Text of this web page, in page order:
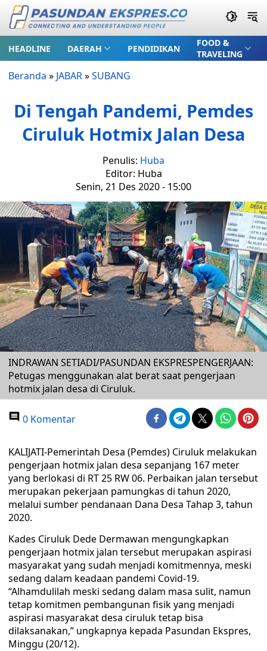
HEADLINE DAERAH PENDIDIKAN
FOOD &
TRAVELING
Beranda » JABAR»SUBANG
Di Tengah Pandemi, Pemdes
Ciruluk Hotmix Jalan Desa
Penulis: Huba
Editor: Huba
Senin, 21 Des 2020 - 15:00
INDRAWAN SETIADI/PASUNDAN EKSPRESPENGERJAAN:
Petugas menggunakan alat berat saat pengerjaan
hotmix jalan desa di Ciruluk.
0 Komentar
KALIJATI-Pemerintah Desa (Pemdes) Ciruluk melakukan
pengerjaan hotmix jalan desa sepanjang 167 meter
yang berlokasi di RT 25 RW 06. Perbaikan jalan tersebut
merupakan pekerjaan pamungkas di tahun 2020,
melalui sumber pendanaan Dana Desa Tahap 3, tahun
2020.
Kades Ciruluk Dede Dermawan mengungkapkan
pengerjaan hotmix jalan tersebut merupakan aspirasi
masyarakat yang sudah menjadi komitmennya, meski
sedang dalam keadaan pandemi Covid-19.
“Alhamdulilah meski sedang dalam masa sulit, namun
tetap komitmen pembangunan fisik yang menjadi
aspirasi masyarakat desa ciruluk tetap bisa
dilaksanakan,” ungkapnya kepada Pasundan Ekspres,
Minggu (20/12).